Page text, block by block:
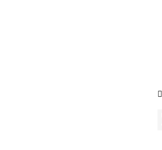
